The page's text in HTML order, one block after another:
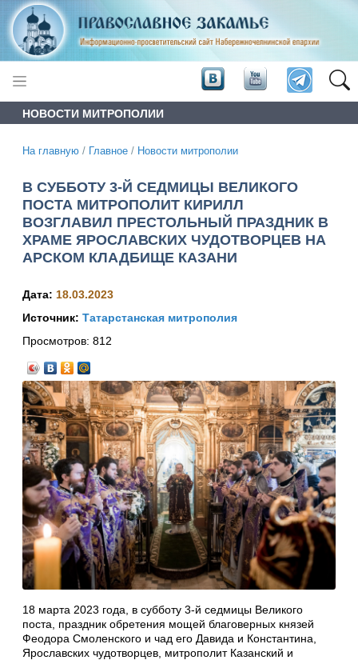
НОВОСТИ МИТРОПОЛИИ
На главную / Главное / Новости митрополии
В СУББОТУ 3-Й СЕДМИЦЫ ВЕЛИКОГО
ПОСТА МИТРОПОЛИТ КИРИЛЛ
ВОЗГЛАВИЛ ПРЕСТОЛЬНЫЙ ПРАЗДНИК В
ХРАМЕ ЯРОСЛАВСКИХ ЧУДОТВОРЦЕВ НА
АРСКОМ КЛАДБИЩЕ КАЗАНИ
Дата: 18.03.2023
Источник: Татарстанская митрополия
Просмотров: 812
18 марта 2023 года, в субботу 3-й седмицы Великого
поста, праздник обретения мощей благоверных князей
Феодора Смоленского и чад его Давида и Константина,
Ярославских чудотворцев, митрополит Казанский и